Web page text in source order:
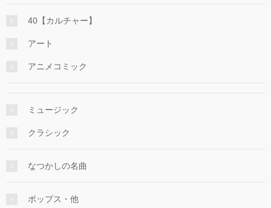
40【カルチャー】
アート
アニメコミック
ミュージック
クラシック
なつかしの名曲
ポップス・他